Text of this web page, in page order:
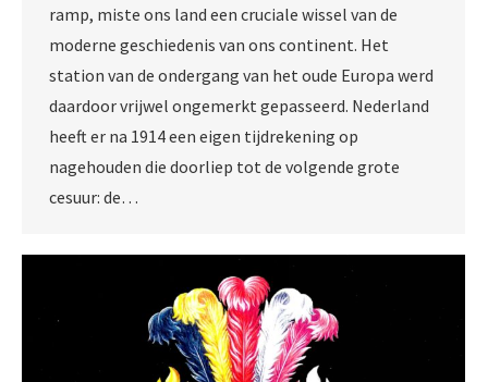
ramp, miste ons land een cruciale wissel van de
moderne geschiedenis van ons continent. Het
station van de ondergang van het oude Europa werd
daardoor vrijwel ongemerkt gepasseerd. Nederland
heeft er na 1914 een eigen tijdrekening op
nagehouden die doorliep tot de volgende grote
cesuur: de…